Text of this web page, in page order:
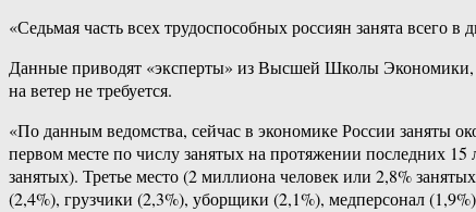
«Седьмая часть всех трудоспособных россиян занята
Данные приводят «эксперты» из Высшей Школы Экономики,
на ветер не требуется.
«По данным ведомства, сейчас в экономике России заняты
первом месте по числу занятых на протяжении последних
занятых). Третье место (2 миллиона человек или 2,8%
(2,4%), грузчики (2,3%), уборщики (2,1%), медперсонал